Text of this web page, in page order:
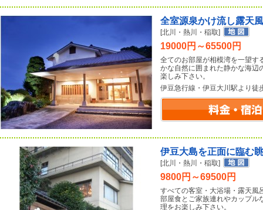
全室源泉かけ流し露天
[北川・熱川・稲取]
19000円～65500円
全てのお部屋が相模湾を一望す
かな自然に囲まれた静かな海辺
楽しみ下さい。
伊豆急行線・伊豆大川駅より徒
伊豆大島を正面に臨む
[北川・熱川・稲取]
9800円～69500円
すべての客室・大浴場・露天風
部屋食とご家族連れやカップル
理をお楽しみ下さい。